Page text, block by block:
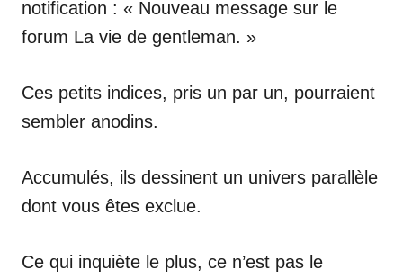
notification : « Nouveau message sur le
forum La vie de gentleman. »
Ces petits indices, pris un par un, pourraient
sembler anodins.
Accumulés, ils dessinent un univers parallèle
dont vous êtes exclue.
Ce qui inquiète le plus, ce n’est pas le